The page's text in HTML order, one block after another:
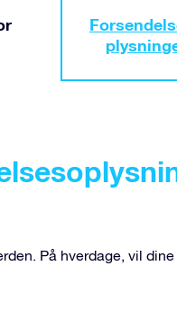
På hverdage, vil